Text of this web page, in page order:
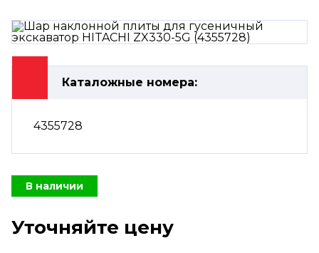
Каталожные номера:
4355728
В наличии
Уточняйте цену